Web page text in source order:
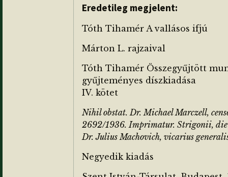
Eredetileg megjelent:
Tóth Tihamér A vallásos ifjú
Márton L. rajzaival
Tóth Tihamér Összegyűjtött
gyűjteményes díszkiadása
IV. kötet
Nihil obstat. Dr. Michael Marczell,
2692/1936. Imprimatur. Strigonii, die
Dr. Julius Machovich, vicarius
Negyedik kiadás